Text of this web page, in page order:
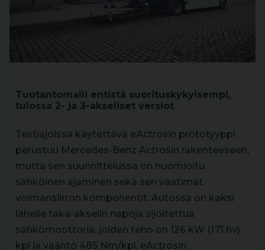
Tuotantomalli entistä suorituskykyisempi,
tulossa 2- ja 3-akseliset versiot
Testiajoissa käytettävä eActrosin prototyyppi
perustuu Mercedes-Benz Actrosin rakenteeseen,
mutta sen suunnittelussa on huomioitu
sähköinen ajaminen sekä sen vaatimat
voimansiirron komponentit. Autossa on kaksi
lähelle taka-akselin napoja sijoitettua
sähkömoottoria, joiden teho on 126 kW (171 hv)
kpl ja vääntö 485 Nm/kpl. eActrosin